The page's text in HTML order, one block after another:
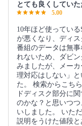
とても良くしていた
5.00
10年ほど使ってい
が悪くなり、ディ
番組のデータは無
れないため、ダビ
みましたが、メー
理対応はしない」
た。 検索からこち
ドディスク部分に
のかな？と思いつ
いしました。 いた
説明をうけた値段